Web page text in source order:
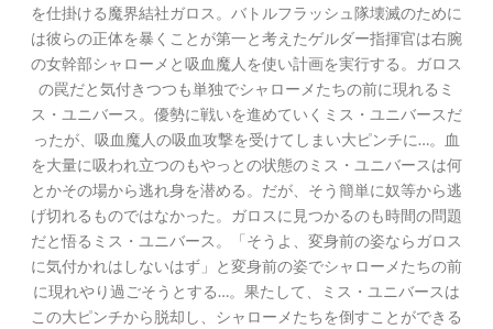
を仕掛ける魔界結社ガロス。バトルフラッシュ隊壊滅のために
は彼らの正体を暴くことが第一と考えたゲルダー指揮官は右腕
の女幹部シャローメと吸血魔人を使い計画を実行する。ガロス
の罠だと気付きつつも単独でシャローメたちの前に現れるミ
ス・ユニバース。優勢に戦いを進めていくミス・ユニバースだ
ったが、吸血魔人の吸血攻撃を受けてしまい大ピンチに…。血
を大量に吸われ立つのもやっとの状態のミス・ユニバースは何
とかその場から逃れ身を潜める。だが、そう簡単に奴等から逃
げ切れるものではなかった。ガロスに見つかるのも時間の問題
だと悟るミス・ユニバース。「そうよ、変身前の姿ならガロス
に気付かれはしないはず」と変身前の姿でシャローメたちの前
に現れやり過ごそうとする…。果たして、ミス・ユニバースは
この大ピンチから脱却し、シャローメたちを倒すことができる